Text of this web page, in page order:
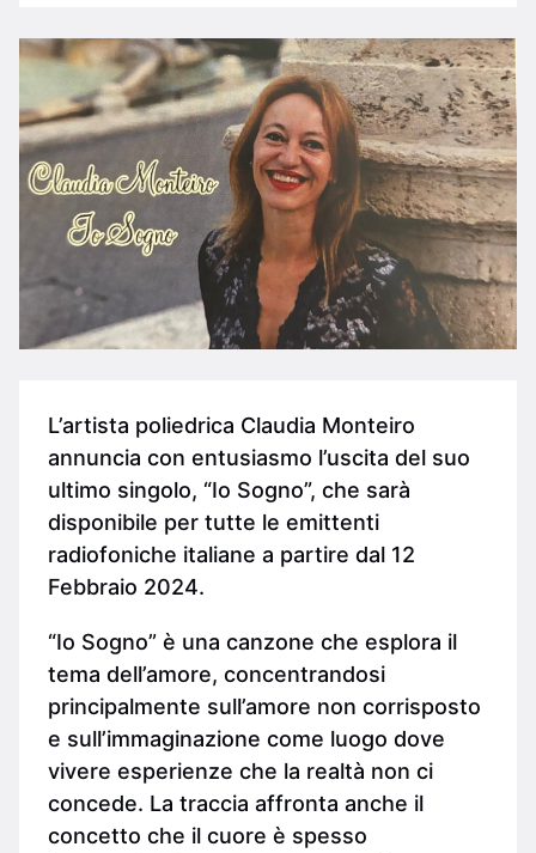
L’artista poliedrica Claudia Monteiro
annuncia con entusiasmo l’uscita del suo
ultimo singolo, “Io Sogno”, che sarà
disponibile per tutte le emittenti
radiofoniche italiane a partire dal 12
Febbraio 2024.
“Io Sogno” è una canzone che esplora il
tema dell’amore, concentrandosi
principalmente sull’amore non corrisposto
e sull’immaginazione come luogo dove
vivere esperienze che la realtà non ci
concede. La traccia affronta anche il
concetto che il cuore è spesso